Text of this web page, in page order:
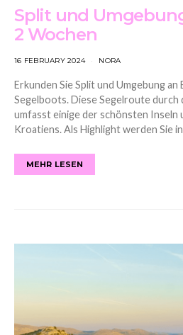
Split und
2 Wochen
16 FEBRUARY 2024 NORA
Erkunden Sie Split und Umgebung
Segelboots. Diese Segelroute durch
umfasst einige der schönsten Inseln
Kroatiens. Als Highlight werden Sie
MEHR LESEN